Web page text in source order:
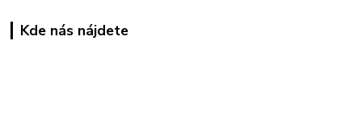
Kde nás nájdete